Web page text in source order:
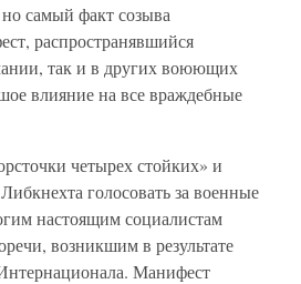
самый факт созыва
распространявшийся
так и в других воюющих
влияние на все враждебные
четырех стойких» и
голосовать за военные
настоящим социалистам
возникшим в результате
Манифест